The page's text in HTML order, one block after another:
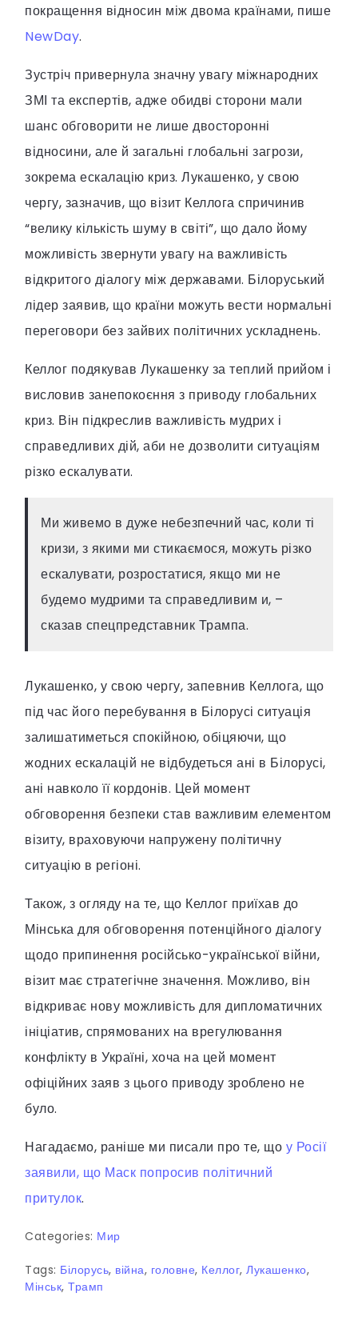
покращення відносин між двома країнами, пише
NewDay.
Зустріч привернула значну увагу міжнародних
ЗМІ та експертів, адже обидві сторони мали
шанс обговорити не лише двосторонні
відносини, але й загальні глобальні загрози,
зокрема ескалацію криз. Лукашенко, у свою
чергу, зазначив, що візит Келлога спричинив
“велику кількість шуму в світі”, що дало йому
можливість звернути увагу на важливість
відкритого діалогу між державами. Білоруський
лідер заявив, що країни можуть вести нормальні
переговори без зайвих політичних ускладнень.
Келлог подякував Лукашенку за теплий прийом і
висловив занепокоєння з приводу глобальних
криз. Він підкреслив важливість мудрих і
справедливих дій, аби не дозволити ситуаціям
різко ескалувати.
Ми живемо в дуже небезпечний час, коли ті
кризи, з якими ми стикаємося, можуть різко
ескалувати, розростатися, якщо ми не
будемо мудрими та справедливим и, –
сказав спецпредставник Трампа.
Лукашенко, у свою чергу, запевнив Келлога, що
під час його перебування в Білорусі ситуація
залишатиметься спокійною, обіцяючи, що
жодних ескалацій не відбудеться ані в Білорусі,
ані навколо її кордонів. Цей момент
обговорення безпеки став важливим елементом
візиту, враховуючи напружену політичну
ситуацію в регіоні.
Також, з огляду на те, що Келлог приїхав до
Мінська для обговорення потенційного діалогу
щодо припинення російсько-української війни,
візит має стратегічне значення. Можливо, він
відкриває нову можливість для дипломатичних
ініціатив, спрямованих на врегулювання
конфлікту в Україні, хоча на цей момент
офіційних заяв з цього приводу зроблено не
було.
Нагадаємо, раніше ми писали про те, що у Росії
заявили, що Маск попросив політичний
притулок.
Categories: Мир
Tags: Білорусь, війна, головне, Келлог, Лукашенко,
Мінськ, Трамп